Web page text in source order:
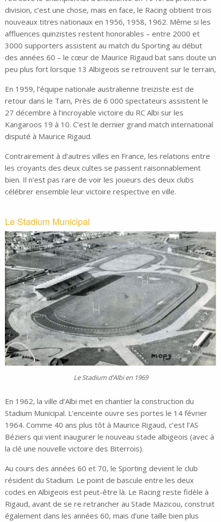
division, c’est une chose, mais en face, le Racing obtient trois
nouveaux titres nationaux en 1956, 1958, 1962. Même si les
affluences quinzistes restent honorables – entre 2000 et
3000 supporters assistent au match du Sporting au début
des années 60 – le cœur de Maurice Rigaud bat sans doute un
peu plus fort lorsque 13 Albigeois se retrouvent sur le terrain,
En 1959, l’équipe nationale australienne treiziste est de
retour dans le Tarn, Près de 6 000 spectateurs assistent le
27 décembre à l’incroyable victoire du RC Albi sur les
Kangaroos 19 à 10. C’est le dernier grand match international
disputé à Maurice Rigaud.
Contrairement à d’autres villes en France, les relations entre
les croyants des deux cultes se passent raisonnablement
bien. Il n’est pas rare de voir les joueurs des deux clubs
célébrer ensemble leur victoire respective en ville.
Le Stadium Municipal
Le Stadium d’Albi en 1969
En 1962, la ville d’Albi met en chantier la construction du
Stadium Municipal. L’enceinte ouvre ses portes le 14 février
1964. Comme 40 ans plus tôt à Maurice Rigaud, c’est l’AS
Béziers qui vient inaugurer le nouveau stade albigeois (avec à
la clé une nouvelle victoire des Biterrois).
Au cours des années 60 et 70, le Sporting devient le club
résident du Stadium. Le point de bascule entre les deux
codes en Albigeois est peut-être là. Le Racing reste fidèle à
Rigaud, avant de se re retrancher au Stade Mazicou, construit
également dans les années 60, mais d’une taille bien plus